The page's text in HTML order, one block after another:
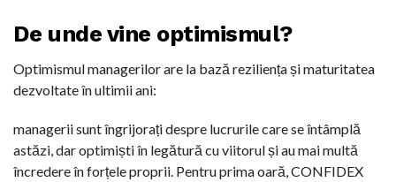
De unde vine optimismul?
Optimismul managerilor are la bază reziliența și maturitatea
dezvoltate în ultimii ani:
managerii sunt îngrijorați despre lucrurile care se întâmplă
astăzi, dar optimiști în legătură cu viitorul și au mai multă
încredere în forțele proprii. Pentru prima oară, CONFIDEX